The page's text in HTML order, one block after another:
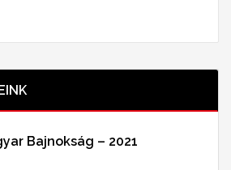
Bajnokság – 2021